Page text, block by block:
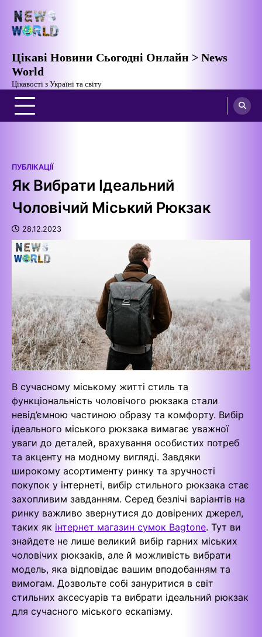
вмісту
Цікаві Новини Сьогодні Онлайн > News
World
Цікавості з Україні та світу
ПУБЛІКАЦІЇ
Як Вибрати Ідеальний
Чоловічий Міський Рюкзак
28.12.2023
В сучасному міському житті стиль та
функціональність чоловічого рюкзака стали
невід’ємною частиною образу та комфорту. Вибір
ідеального міського рюкзака вимагає уважної
уваги до деталей, врахування особистих потреб
та акценту на модному вигляді. Завдяки
широкому асортименту ринку та зручності
покупок у інтернеті, вибір стильного рюкзака стає
захопливим завданням. Серед безлічі варіантів на
ринку важливо звернутися до довірених джерел,
таких як інтернет магазин сумок Bagtone. Тут ви
знайдете не лише великий вибір гарних міських
чоловічих рюкзаків, але й можливість вибрати
модель, яка відповідає вашим вподобанням та
вимогам. Дозвольте собі зануритися в світ
стильних аксесуарів та вибрати ідеальний рюкзак
для сучасного міського ескапізму.